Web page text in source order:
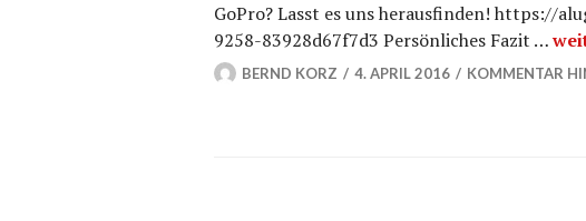
GoPro? Lasst es uns herausfinden! https://
9258-83928d67f7d3 Persönliches Fazit …
BERND KORZ 4. APRIL 2016 KOMMENTAR